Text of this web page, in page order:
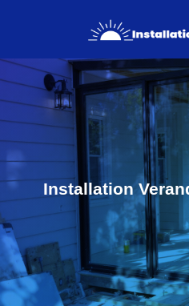
Installation